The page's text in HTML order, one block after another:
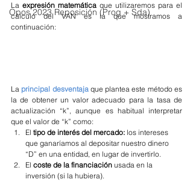
Opos 2023 Reposición (Prog + Sda)
La expresión matemática que utilizaremos para el
cálculo del VAN es la que mostramos a
continuación:
La principal desventaja que plantea este método es
la de obtener un valor adecuado para la tasa de
actualización “k”, aunque es habitual interpretar
que el valor de “k” como:
El tipo de interés del mercado: los intereses
que ganaríamos al depositar nuestro dinero
“D” en una entidad, en lugar de invertirlo.
El coste de la financiación usada en la
inversión (si la hubiera).